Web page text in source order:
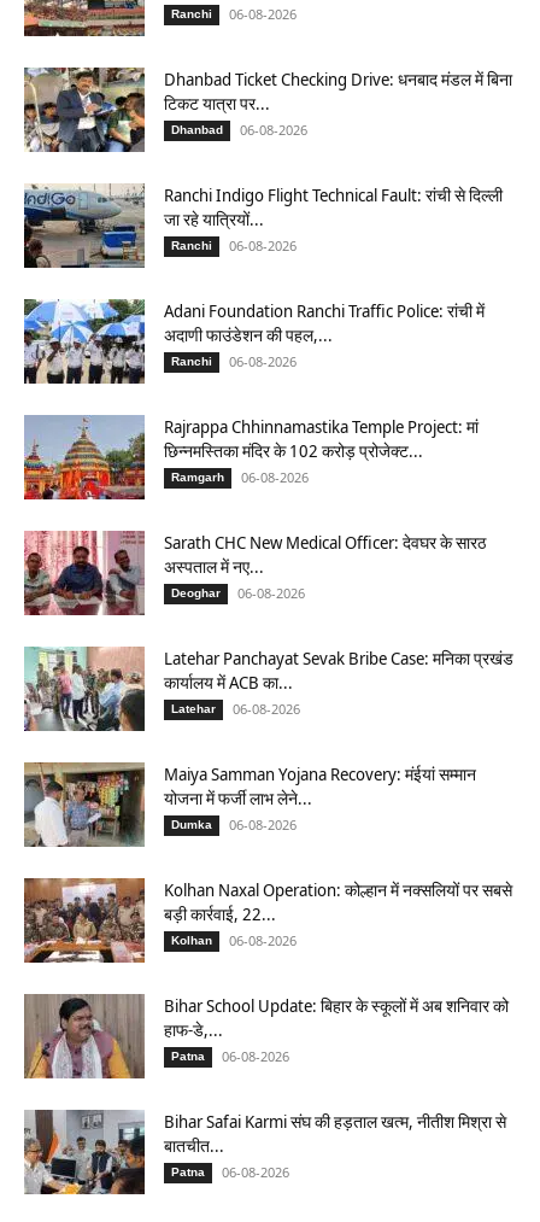
Ranchi 06-08-2026
Dhanbad Ticket Checking Drive: धनबाद मंडल में बिना
टिकट यात्रा पर...
Dhanbad 06-08-2026
Ranchi Indigo Flight Technical Fault: रांची से दिल्ली
जा रहे यात्रियों...
Ranchi 06-08-2026
Adani Foundation Ranchi Traffic Police: रांची में
अदाणी फाउंडेशन की पहल,...
Ranchi 06-08-2026
Rajrappa Chhinnamastika Temple Project: मां
छिन्नमस्तिका मंदिर के 102 करोड़ प्रोजेक्ट...
Ramgarh 06-08-2026
Sarath CHC New Medical Officer: देवघर के सारठ
अस्पताल में नए...
Deoghar 06-08-2026
Latehar Panchayat Sevak Bribe Case: मनिका प्रखंड
कार्यालय में ACB का...
Latehar 06-08-2026
Maiya Samman Yojana Recovery: मंईयां सम्मान
योजना में फर्जी लाभ लेने...
Dumka 06-08-2026
Kolhan Naxal Operation: कोल्हान में नक्सलियों पर सबसे
बड़ी कार्रवाई, 22...
Kolhan 06-08-2026
Bihar School Update: बिहार के स्कूलों में अब शनिवार को
हाफ-डे,...
Patna 06-08-2026
Bihar Safai Karmi संघ की हड़ताल खत्म, नीतीश मिश्रा से
बातचीत...
Patna 06-08-2026